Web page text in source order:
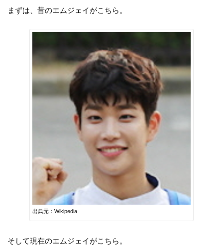
まずは、昔のエムジェイがこちら。
出典元：Wikipedia
そして現在のエムジェイがこちら。